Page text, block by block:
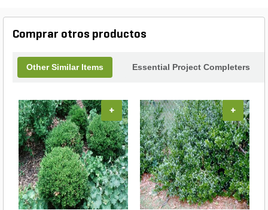
Comprar otros productos
Other Similar Items Essential Project Completers
+ +